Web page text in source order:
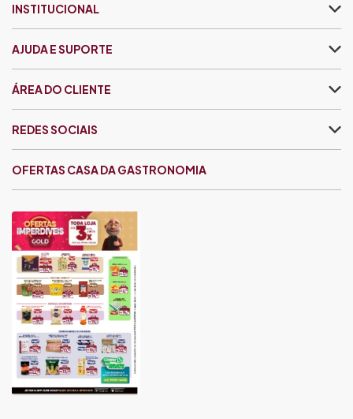
INSTITUCIONAL
AJUDA E SUPORTE
ÁREA DO CLIENTE
OFERTAS CASA DA GASTRONOMIA
REDES SOCIAIS